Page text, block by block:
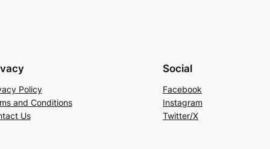
Policy
and Conditions
Us
Social
Facebook
Instagram
Twitter/X